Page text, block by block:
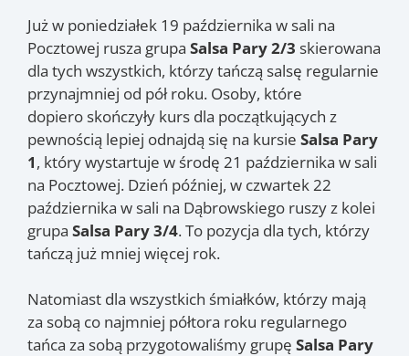
Już w poniedziałek 19 października w sali na
Pocztowej rusza grupa Salsa Pary 2/3 skierowana
dla tych wszystkich, którzy tańczą salsę regularnie
przynajmniej od pół roku. Osoby, które
dopiero skończyły kurs dla początkujących z
pewnością lepiej odnajdą się na kursie Salsa Pary
1, który wystartuje w środę 21 października w sali
na Pocztowej. Dzień później, w czwartek 22
października w sali na Dąbrowskiego ruszy z kolei
grupa Salsa Pary 3/4. To pozycja dla tych, którzy
tańczą już mniej więcej rok.
Natomiast dla wszystkich śmiałków, którzy mają
za sobą co najmniej półtora roku regularnego
tańca za sobą przygotowaliśmy grupę Salsa Pary